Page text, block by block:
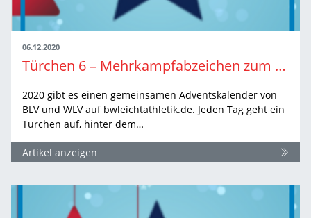
06.12.2020
Türchen 6 – Mehrkampfabzeichen zum 65. Mal geschafft: Manfred Erdmann
2020 gibt es einen gemeinsamen Adventskalender von
BLV und WLV auf bwleichtathletik.de. Jeden Tag geht ein
Türchen auf, hinter dem…
Artikel anzeigen